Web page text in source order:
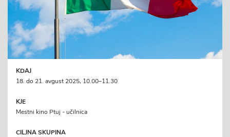
KDAJ
18. do 21. avgust 2025, 10.00–11.30
KJE
Mestni kino Ptuj - učilnica
CILJNA SKUPINA